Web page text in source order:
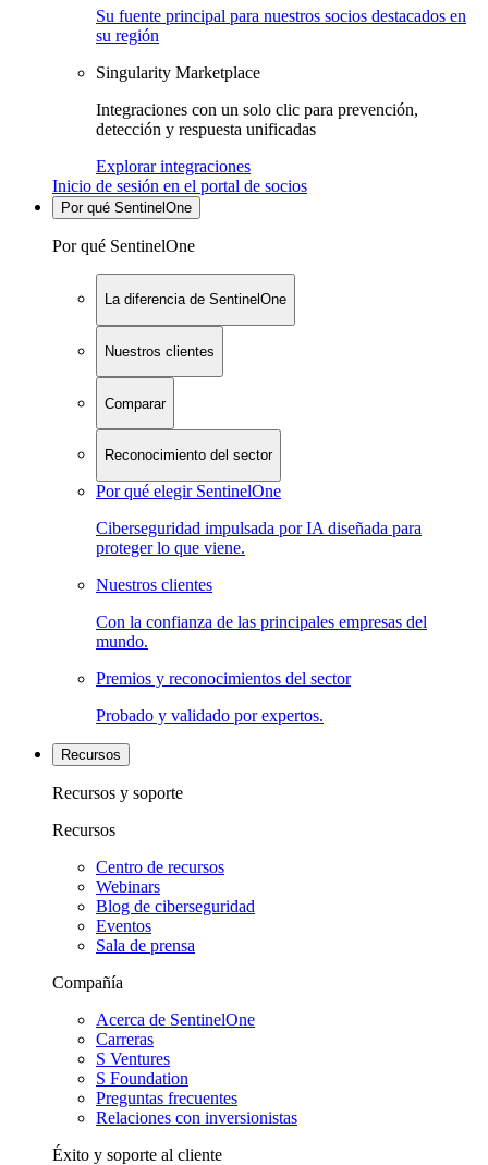
Su fuente principal para nuestros socios destacados en
su región
Singularity Marketplace
Integraciones con un solo clic para prevención,
detección y respuesta unificadas
Explorar integraciones
Inicio de sesión en el portal de socios
Por qué SentinelOne
Por qué SentinelOne
La diferencia de SentinelOne
Nuestros clientes
Comparar
Reconocimiento del sector
Por qué elegir SentinelOne
Ciberseguridad impulsada por IA diseñada para
proteger lo que viene.
Nuestros clientes
Con la confianza de las principales empresas del
mundo.
Premios y reconocimientos del sector
Probado y validado por expertos.
Recursos
Recursos y soporte
Recursos
Centro de recursos
Webinars
Blog de ciberseguridad
Eventos
Sala de prensa
Compañía
Acerca de SentinelOne
Carreras
S Ventures
S Foundation
Preguntas frecuentes
Relaciones con inversionistas
Éxito y soporte al cliente